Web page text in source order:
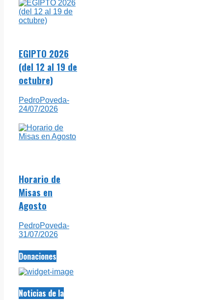
EGIPTO 2026
(del 12 al 19 de
octubre)
PedroPoveda-
24/07/2026
Horario de
Misas en
Agosto
PedroPoveda-
31/07/2026
Donaciones
Noticias de la